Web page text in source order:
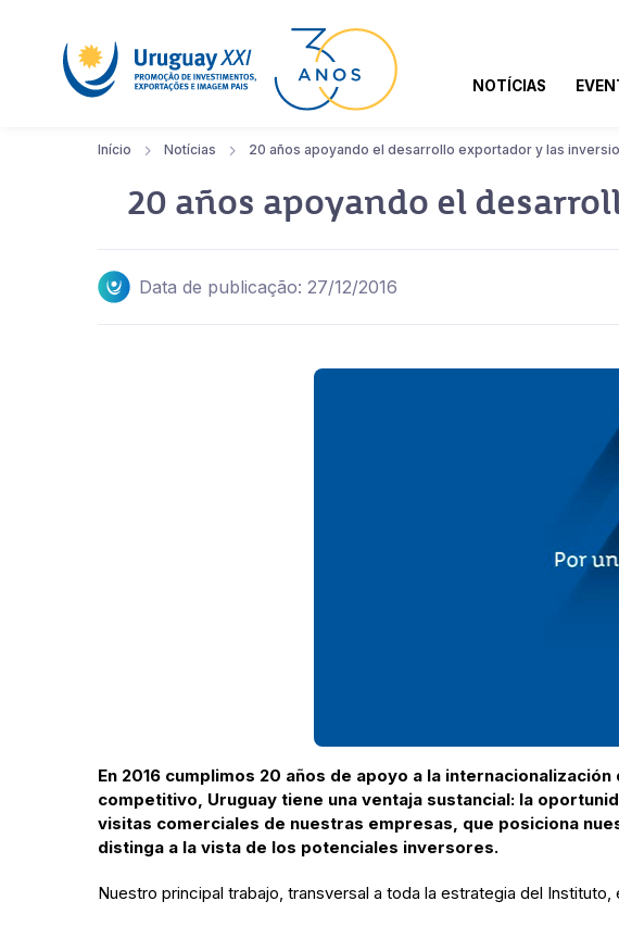
NOTÍCIAS
Início Notícias 20 años apoyando el desarrollo exportador y las
20 años apoyando el
Data de publicação: 27/12/2016
En 2016 cumplimos 20 años de apoyo a la
competitivo, Uruguay tiene una ventaja sustancial: la
visitas comerciales de nuestras empresas, que posiciona
distinga a la vista de los potenciales inversores.
Nuestro principal trabajo, transversal a toda la estrategia del